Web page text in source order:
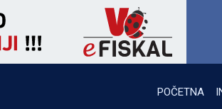
POČETNA